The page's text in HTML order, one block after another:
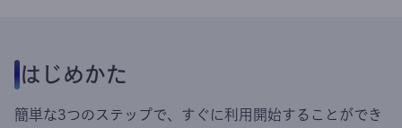
はじめかた
簡単な3つのステップで、すぐに利用開始することができ